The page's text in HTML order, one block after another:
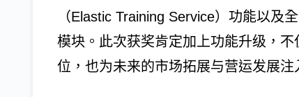
（Elastic Training Service）功能以及
模块。此次获奖肯定加上功能升级，
位，也为未来的市场拓展与营运发展注